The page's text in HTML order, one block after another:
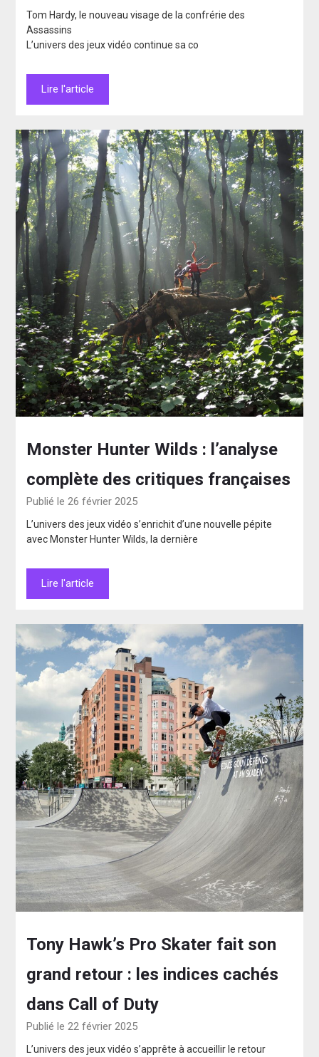
Tom Hardy, le nouveau visage de la confrérie des
Assassins
L’univers des jeux vidéo continue sa co
Lire l'article
Monster Hunter Wilds : l’analyse
complète des critiques françaises
Publié le 26 février 2025
L’univers des jeux vidéo s’enrichit d’une nouvelle pépite
avec Monster Hunter Wilds, la dernière
Lire l'article
Tony Hawk’s Pro Skater fait son
grand retour : les indices cachés
dans Call of Duty
Publié le 22 février 2025
L’univers des jeux vidéo s’apprête à accueillir le retour